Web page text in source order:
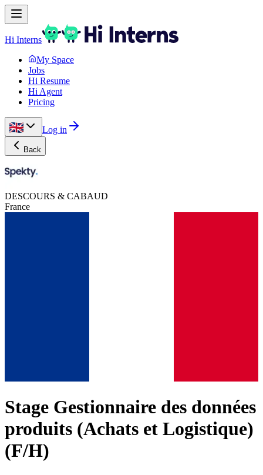
Hi Interns
My Space
Jobs
Hi Resume
Hi Agent
Pricing
Log in
Back
DESCOURS & CABAUD
France
Stage Gestionnaire des données
produits (Achats et Logistique)
(F/H)